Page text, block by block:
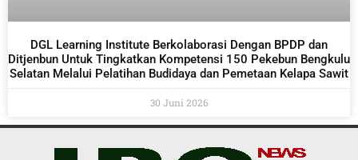
DGL Learning Institute Berkolaborasi Dengan BPDP dan
Ditjenbun Untuk Tingkatkan Kompetensi 150 Pekebun Bengkulu
Selatan Melalui Pelatihan Budidaya dan Pemetaan Kelapa Sawit
30 Juni 2026